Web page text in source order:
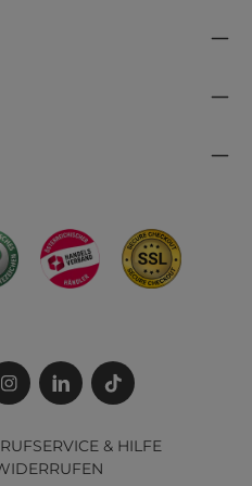
SERVICE & HILFE